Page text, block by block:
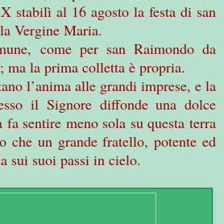
stabilì al 16 agosto la festa di san
Vergine Maria.
come per san Raimondo da
ma la prima colletta è propria.
l’anima alle grandi imprese, e la
il Signore diffonde una dolce
sentire meno sola su questa terra
che un grande fratello, potente ed
sui suoi passi in cielo.